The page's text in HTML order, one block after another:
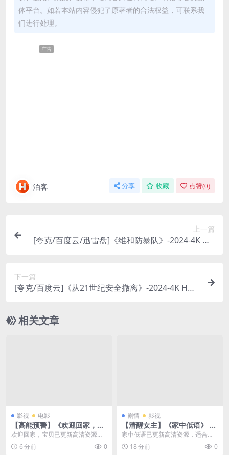
体平台。如若本站内容侵犯了原著者的合法权益，可联系我
们进行处理。
广告
泊客 分享 收藏 点赞(0)
上一篇
[夸克/百度云/迅雷盘]《维和防暴队》-2024-4K HD
下一篇
[夸克/百度云]《从21世纪安全撤离》-2024-4K HDR
相关文章
影视 电影
【高能预警】《欢迎回家，宝
贝》 2026 夸克网盘资源 高清
欢迎回家，宝贝已更新高清资源，
适合关注高分剧、悬疑犯罪的用
户，支持夸克网盘保存，...
6 分前 0
剧情 影视
【清醒女主】《家中低语》 20
26 夸克网盘资源 高清
家中低语已更新高清资源，适合关
注高分剧、悬疑犯罪的用户，支持
夸克网盘保存，资源入...
18 分前 0